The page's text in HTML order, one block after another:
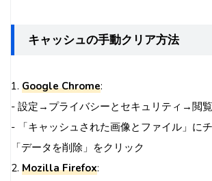
キャッシュの手動クリア方法
1. Google Chrome:
- 設定→プライバシーとセキュリティ→閲
- 「キャッシュされた画像とファイル」に
「データを削除」をクリック
2. Mozilla Firefox: